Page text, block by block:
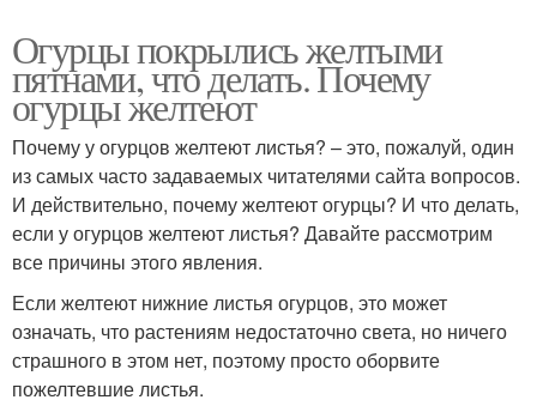
Огурцы покрылись желтыми
пятнами, что делать. Почему
огурцы желтеют
Почему у огурцов желтеют листья? – это, пожалуй, один
из самых часто задаваемых читателями сайта вопросов.
И действительно, почему желтеют огурцы? И что делать,
если у огурцов желтеют листья? Давайте рассмотрим
все причины этого явления.
Если желтеют нижние листья огурцов, это может
означать, что растениям недостаточно света, но ничего
страшного в этом нет, поэтому просто оборвите
пожелтевшие листья.